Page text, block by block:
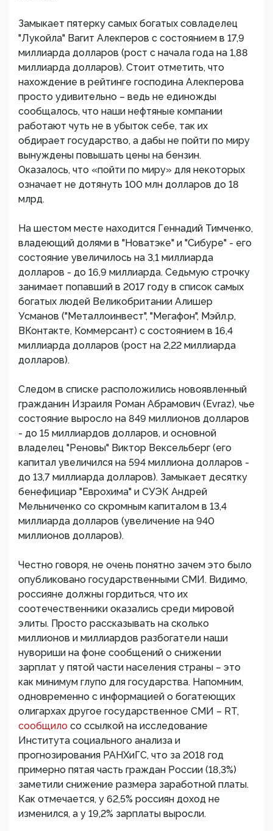
Замыкает пятерку самых богатых совладелец
"Лукойла" Вагит Алекперов с состоянием в 17,9
миллиарда долларов (рост с начала года на 1,88
миллиарда долларов). Стоит отметить, что
нахождение в рейтинге господина Алекперова
просто удивительно – ведь не единожды
сообщалось, что наши нефтяные компании
работают чуть не в убыток себе, так их
обдирает государство, а дабы не пойти по миру
вынуждены повышать цены на бензин.
Оказалось, что «пойти по миру» для некоторых
означает не дотянуть 100 млн долларов до 18
млрд.
На шестом месте находится Геннадий Тимченко,
владеющий долями в "Новатэке" и "Сибуре" - его
состояние увеличилось на 3,1 миллиарда
долларов - до 16,9 миллиарда. Седьмую строчку
занимает попавший в 2017 году в список самых
богатых людей Великобритании Алишер
Усманов ("Металлоинвест", "Мегафон", Мэйл.р,
ВКонтакте, Коммерсант) с состоянием в 16,4
миллиарда долларов (рост на 2,22 миллиарда
долларов).
Следом в списке расположились новоявленный
гражданин Израиля Роман Абрамович (Evraz), чье
состояние выросло на 849 миллионов долларов
- до 15 миллиардов долларов, и основной
владелец "Реновы" Виктор Вексельберг (его
капитал увеличился на 594 миллиона долларов -
до 13,7 миллиарда долларов). Замыкает десятку
бенефициар "Еврохима" и СУЭК Андрей
Мельниченко со скромным капиталом в 13,4
миллиарда долларов (увеличение на 940
миллионов долларов).
Честно говоря, не очень понятно зачем это было
опубликовано государственными СМИ. Видимо,
россияне должны гордиться, что их
соотечественники оказались среди мировой
элиты. Просто рассказывать на сколько
миллионов и миллиардов разбогатели наши
нувориши на фоне сообщений о снижении
зарплат у пятой части населения страны – это
как минимум глупо для государства. Напомним,
одновременно с информацией о богатеющих
олигархах другое государственное СМИ – RT,
сообщило со ссылкой на исследование
Института социального анализа и
прогнозирования РАНХиГС, что за 2018 год
примерно пятая часть граждан России (18,3%)
заметили снижение размера заработной платы.
Как отмечается, у 62,5% россиян доход не
изменился, а у 19,2% зарплаты выросли.